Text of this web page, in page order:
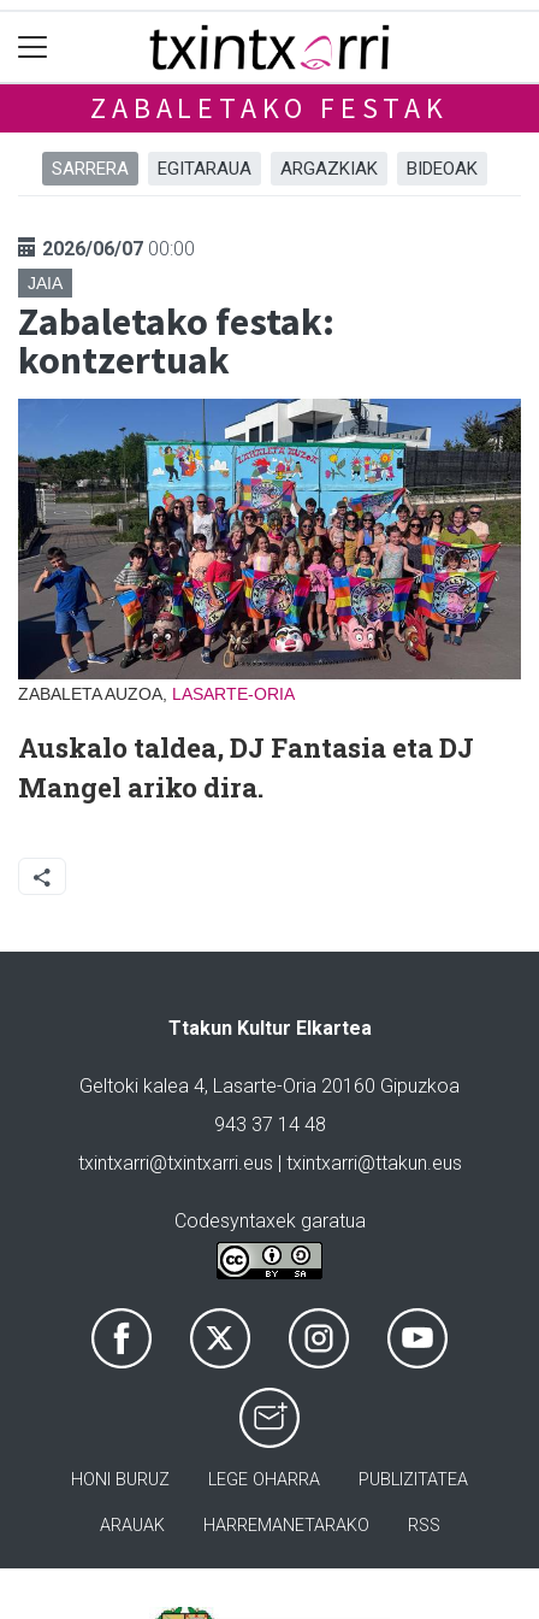
ZABALETAKO FESTAK
SARRERA EGITARAUA ARGAZKIAK BIDEOAK
2026/06/07 00:00
JAIA
Zabaletako festak:
kontzertuak
ZABALETA AUZOA, LASARTE-ORIA
Auskalo taldea, DJ Fantasia eta DJ
Mangel ariko dira.
Ttakun Kultur Elkartea
Geltoki kalea 4, Lasarte-Oria 20160 Gipuzkoa
943 37 14 48
txintxarri@txintxarri.eus | txintxarri@ttakun.eus
Codesyntaxek garatua
HONI BURUZ LEGE OHARRA PUBLIZITATEA
ARAUAK HARREMANETARAKO RSS